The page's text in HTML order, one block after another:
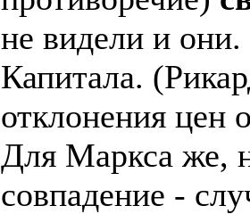
не видели и
Капитала.
отклонения цен
Для Маркса же,
совпадение -